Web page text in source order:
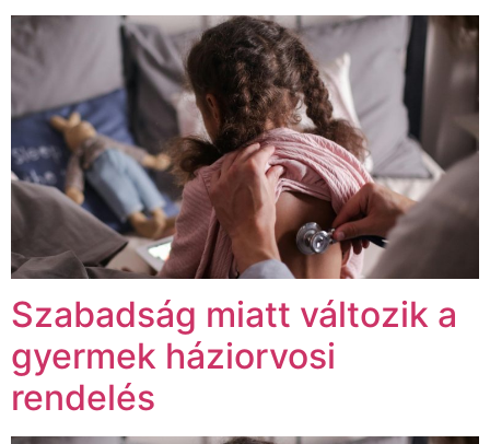
Szabadság miatt változik a
gyermek háziorvosi
rendelés